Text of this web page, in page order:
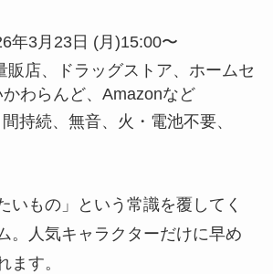
年3月23日 (月)15:00〜
販店、ドラッグストア、ホームセ
わらんど、Amazonなど
持続、無音、火・電池不要、
いもの」という常識を覆してく
。人気キャラクターだけに早め
ます。